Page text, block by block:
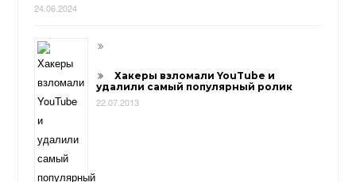
24.06.2024
Хакеры взломали YouTube и
удалили самый популярный ролик
22.07.2013